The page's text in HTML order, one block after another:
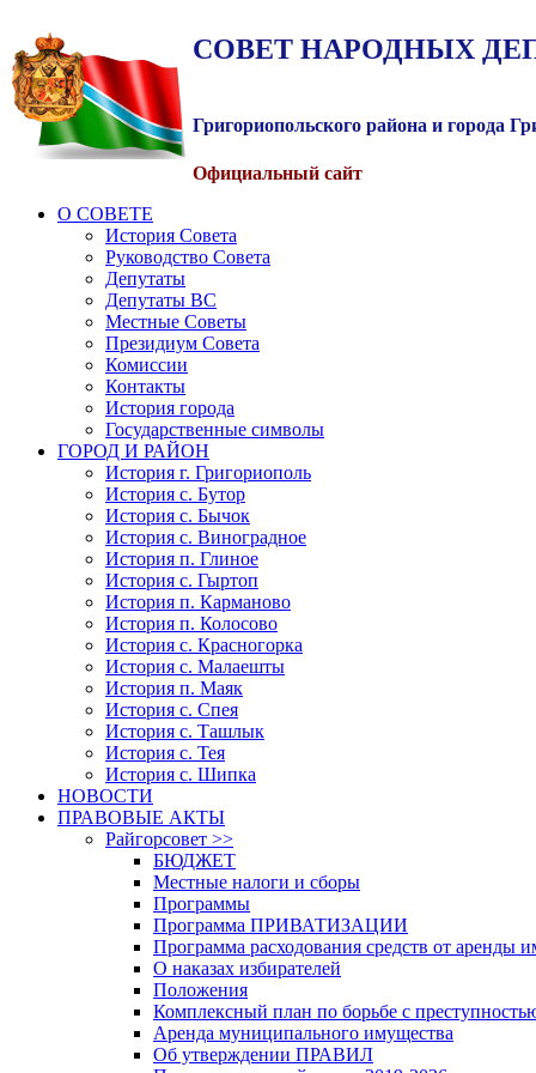
СОВЕТ НАРОДНЫХ
Григориопольского района и города
Официальный сайт
О СОВЕТЕ
История Совета
Руководство Совета
Депутаты
Депутаты ВС
Местные Советы
Президиум Совета
Комиссии
Контакты
История города
Государственные символы
ГОРОД И РАЙОН
История г. Григориополь
История с. Бутор
История с. Бычок
История с. Виноградное
История п. Глиное
История с. Гыртоп
История п. Карманово
История п. Колосово
История с. Красногорка
История с. Малаешты
История п. Маяк
История с. Спея
История с. Ташлык
История с. Тея
История с. Шипка
НОВОСТИ
ПРАВОВЫЕ АКТЫ
Райгорсовет >>
БЮДЖЕТ
Местные налоги и сборы
Программы
Программа ПРИВАТИЗАЦИИ
Программа расходования средств от аренды
О наказах избирателей
Положения
Комплексный план по борьбе с
Аренда муниципального имущества
Об утверждении ПРАВИЛ